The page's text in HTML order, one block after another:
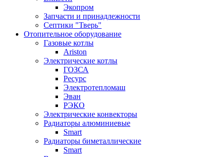
Экопром
Запчасти и принадлежности
Септики "Тверь"
Отопительное оборудование
Газовые котлы
Ariston
Электрические котлы
ГОЗСА
Ресурс
Электротепломаш
Эван
РЭКО
Электрические конвекторы
Радиаторы алюминиевые
Smart
Радиаторы биметаллические
Smart